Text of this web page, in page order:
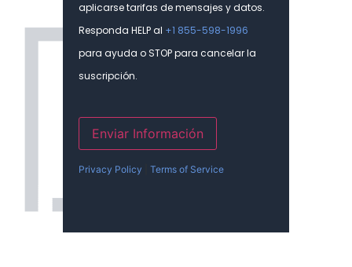
aplicarse tarifas de mensajes y datos.
Responda HELP al +1 855-598-1996
para ayuda o STOP para cancelar la
suscripción.
Enviar Información
Privacy Policy Terms of Service